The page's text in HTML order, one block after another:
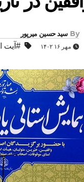
By سید حسین میرپور
مهر ۱۶ ۱۴۰۲ #آیت